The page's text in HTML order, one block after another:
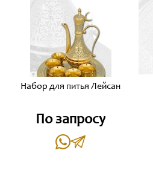
Набор для питья Лейсан
По запросу